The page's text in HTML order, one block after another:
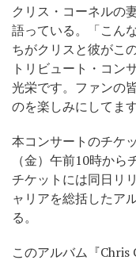
クリス・コーネルの
語っている。「こん
ちがクリスと彼がこ
トリビュート・コン
光栄です。ファンの
のを楽しみにしてます
本コンサートのチケ
（金）午前10時から
チケットには同日リ
ャリアを総括したア
る。
このアルバム『